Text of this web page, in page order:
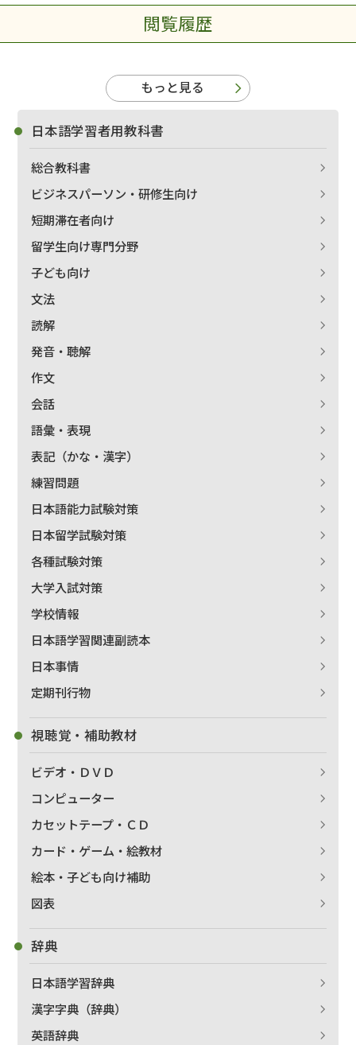
著者名で絞り込む
閲覧履歴
もっと見る
日本語学習者用教科書
総合教科書
ビジネスパーソン・研修生向け
短期滞在者向け
留学生向け専門分野
子ども向け
文法
読解
発音・聴解
作文
会話
語彙・表現
表記（かな・漢字）
練習問題
日本語能力試験対策
日本留学試験対策
各種試験対策
大学入試対策
学校情報
日本語学習関連副読本
日本事情
定期刊行物
視聴覚・補助教材
ビデオ・ＤＶＤ
コンピューター
カセットテープ・ＣＤ
カード・ゲーム・絵教材
絵本・子ども向け補助
図表
辞典
日本語学習辞典
漢字字典（辞典）
英語辞典